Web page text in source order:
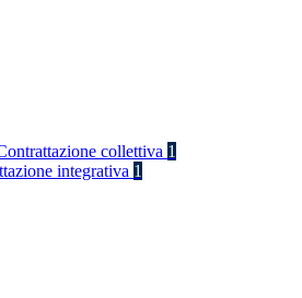
collettiva 1
integrativa 1